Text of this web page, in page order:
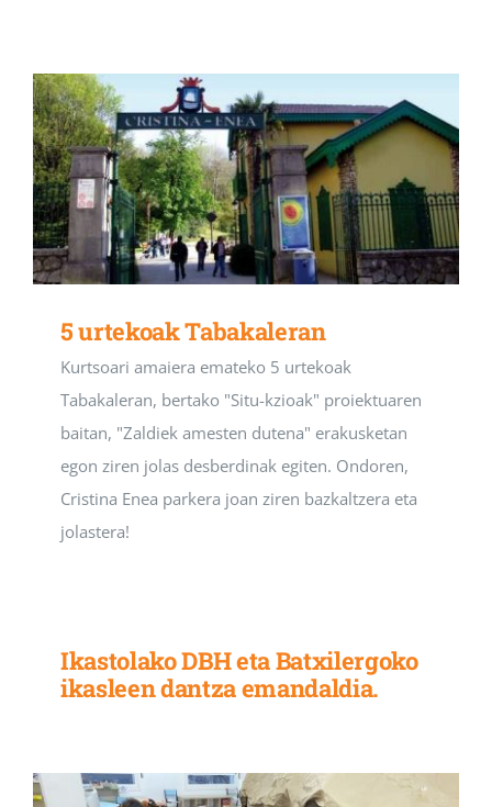
5 urtekoak Tabakaleran
Kurtsoari amaiera emateko 5 urtekoak
Tabakaleran, bertako "Situ-kzioak" proiektuaren
baitan, "Zaldiek amesten dutena" erakusketan
egon ziren jolas desberdinak egiten. Ondoren,
Cristina Enea parkera joan ziren bazkaltzera eta
jolastera!
Ikastolako DBH eta Batxilergoko
ikasleen dantza emandaldia.